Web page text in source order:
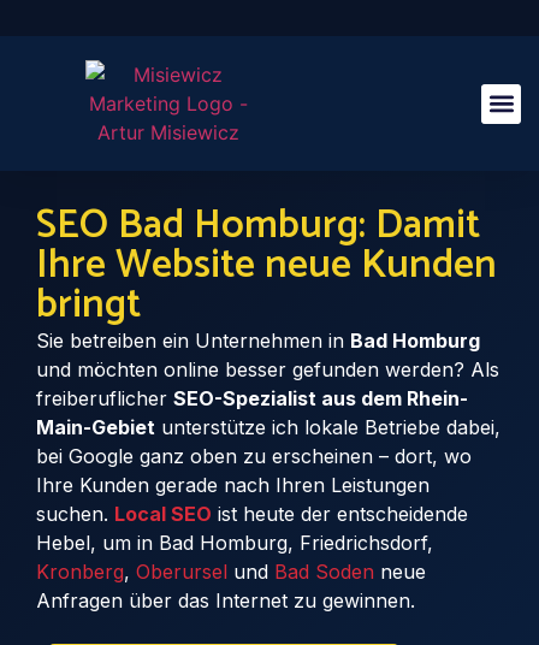
SEO Bad Homburg: Damit
Ihre Website neue Kunden
bringt
Sie betreiben ein Unternehmen in Bad Homburg
und möchten online besser gefunden werden? Als
freiberuflicher SEO-Spezialist aus dem Rhein-
Main-Gebiet unterstütze ich lokale Betriebe dabei,
bei Google ganz oben zu erscheinen – dort, wo
Ihre Kunden gerade nach Ihren Leistungen
suchen. Local SEO ist heute der entscheidende
Hebel, um in Bad Homburg, Friedrichsdorf,
Kronberg, Oberursel und Bad Soden neue
Anfragen über das Internet zu gewinnen.